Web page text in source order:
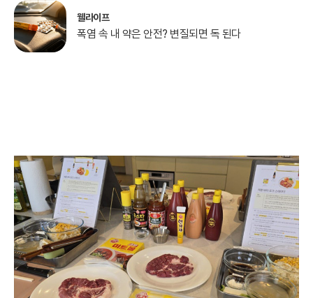
웰라이프
폭염 속 내 약은 안전? 변질되면 독 된다